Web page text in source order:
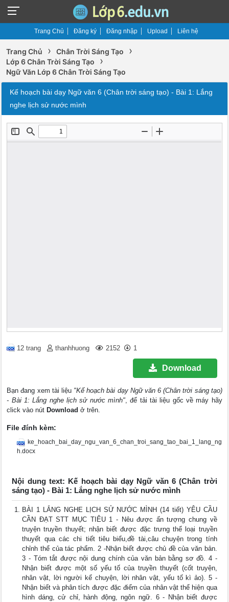
Trang Chủ Đăng ký Đăng nhập Upload Liên hệ
Trang Chủ › Chân Trời Sáng Tạo ›
Lớp 6 Chân Trời Sáng Tạo ›
Ngữ Văn Lớp 6 Chân Trời Sáng Tạo
Kế hoạch bài dạy Ngữ văn 6 (Chân trời sáng tạo) - Bài 1: Lắng
nghe lịch sử nước mình
12 trang thanhhuong 2152 1
Download
Bạn đang xem tài liệu "Kế hoạch bài dạy Ngữ văn 6 (Chân trời sáng tạo)
- Bài 1: Lắng nghe lịch sử nước mình", để tải tài liệu gốc về máy hãy
click vào nút Download ở trên.
File đính kèm:
ke_hoach_bai_day_ngu_van_6_chan_troi_sang_tao_bai_1_lang_ng
h.docx
Nội dung text: Kế hoạch bài dạy Ngữ văn 6 (Chân trời
sáng tạo) - Bài 1: Lắng nghe lịch sử nước mình
BÀI 1 LẮNG NGHE LỊCH SỬ NƯỚC MÌNH (14 tiết) YÊU CẦU
CẦN ĐẠT STT MỤC TIÊU 1 - Nêu được ấn tượng chung về
truyện truyền thuyết; nhận biết được đặc trưng thể loại truyền
thuyết qua các chi tiết tiêu biểu,đề tài,câu chuyện trong tính
chỉnh thể của tác phẩm. 2 -Nhận biết được chủ đề của văn bản.
3 - Tóm tắt được nội dung chính của văn bản bằng sơ đồ. 4 -
Nhận biết được một số yếu tố của truyền thuyết (cốt truyện,
nhân vật, lời người kể chuyện, lời nhân vật, yếu tố kì ảo). 5 -
Nhận biết và phân tích được đặc điểm của nhân vật thể hiện qua
hình dáng, cử chỉ, hành động, ngôn ngữ. 6 - Nhận biết được